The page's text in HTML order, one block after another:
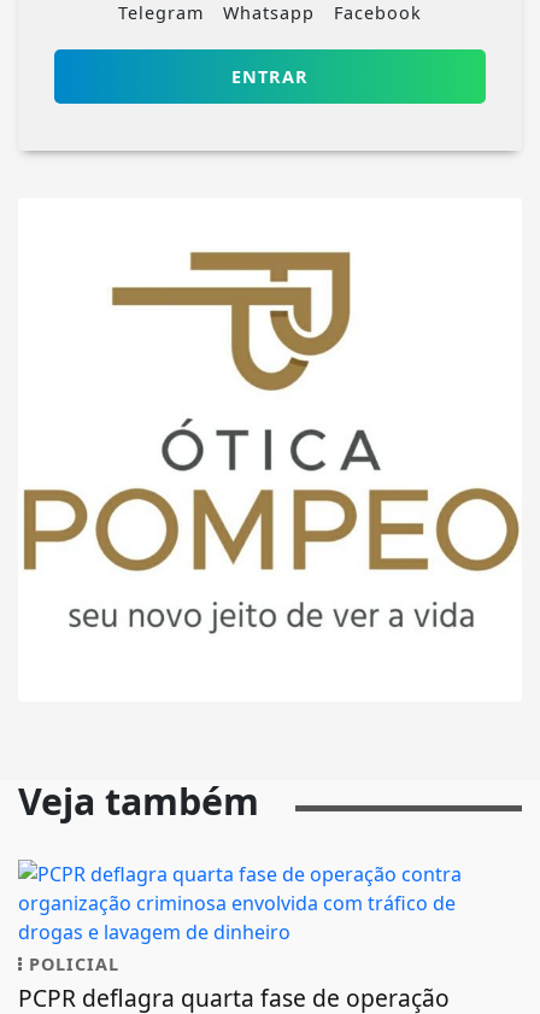
Telegram Whatsapp Facebook
ENTRAR
Veja também
POLICIAL
PCPR deflagra quarta fase de operação